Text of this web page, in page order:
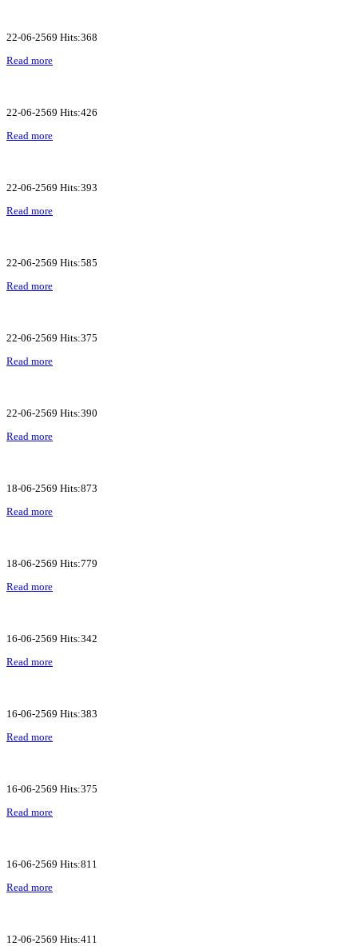
22-06-2569 Hits:368
Read more
22-06-2569 Hits:426
Read more
22-06-2569 Hits:393
Read more
22-06-2569 Hits:585
Read more
22-06-2569 Hits:375
Read more
22-06-2569 Hits:390
Read more
18-06-2569 Hits:873
Read more
18-06-2569 Hits:779
Read more
16-06-2569 Hits:342
Read more
16-06-2569 Hits:383
Read more
16-06-2569 Hits:375
Read more
16-06-2569 Hits:811
Read more
12-06-2569 Hits:411